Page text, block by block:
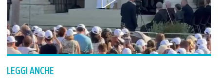
LEGGI ANCHE